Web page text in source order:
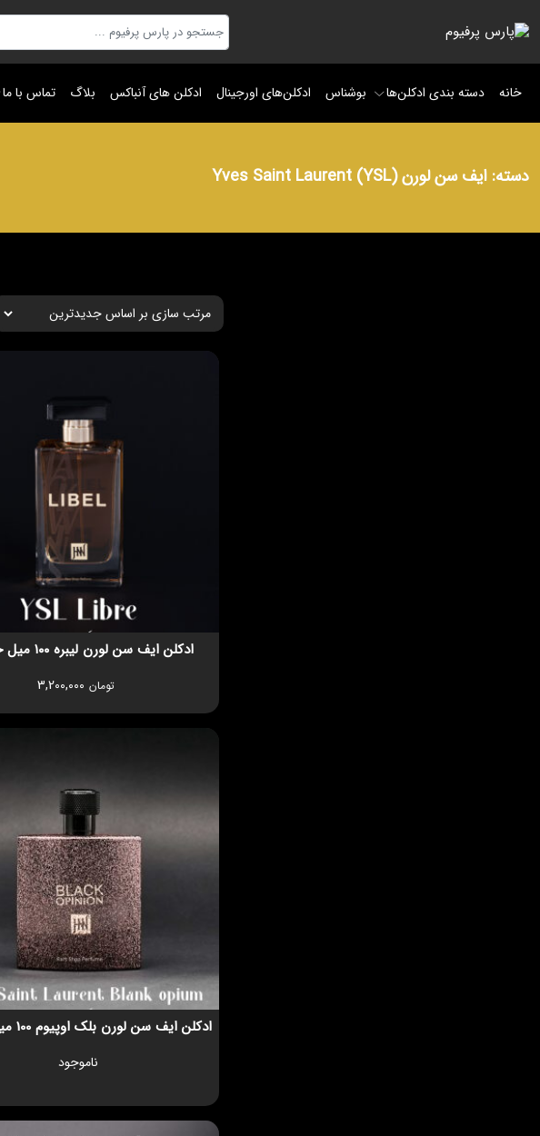
خانه دسته بندی ادکلن‌ها بوشناس ادکلن‌های اورجینال ادکلن های آنباکس بلاگ تماس با ما
دسته: ایف سن لورن Yves Saint Laurent (YSL)
ادکلن ایف سن لورن لیبره ۱۰۰ میل جانوین
تومان 3,200,000
ادکلن ایف سن لورن بلک اوپیوم 100 میل جانوین
ناموجود